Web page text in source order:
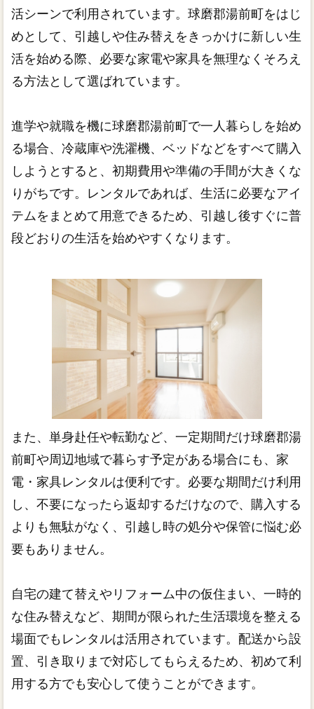
活シーンで利用されています。球磨郡湯前町をはじ
めとして、引越しや住み替えをきっかけに新しい生
活を始める際、必要な家電や家具を無理なくそろえ
る方法として選ばれています。
進学や就職を機に球磨郡湯前町で一人暮らしを始め
る場合、冷蔵庫や洗濯機、ベッドなどをすべて購入
しようとすると、初期費用や準備の手間が大きくな
りがちです。レンタルであれば、生活に必要なアイ
テムをまとめて用意できるため、引越し後すぐに普
段どおりの生活を始めやすくなります。
また、単身赴任や転勤など、一定期間だけ球磨郡湯
前町や周辺地域で暮らす予定がある場合にも、家
電・家具レンタルは便利です。必要な期間だけ利用
し、不要になったら返却するだけなので、購入する
よりも無駄がなく、引越し時の処分や保管に悩む必
要もありません。
自宅の建て替えやリフォーム中の仮住まい、一時的
な住み替えなど、期間が限られた生活環境を整える
場面でもレンタルは活用されています。配送から設
置、引き取りまで対応してもらえるため、初めて利
用する方でも安心して使うことができます。